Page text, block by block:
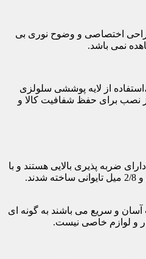
اختصاصی و وضوح نوری بی
نمی باشد.
از لایه پوششی سلولزی
نصب برای حفظ شفافیت کالا و
ضربه پذیری بالایی هستند و با
و سریع می باشند به گونه ای
و لوازم خاصی نیست.